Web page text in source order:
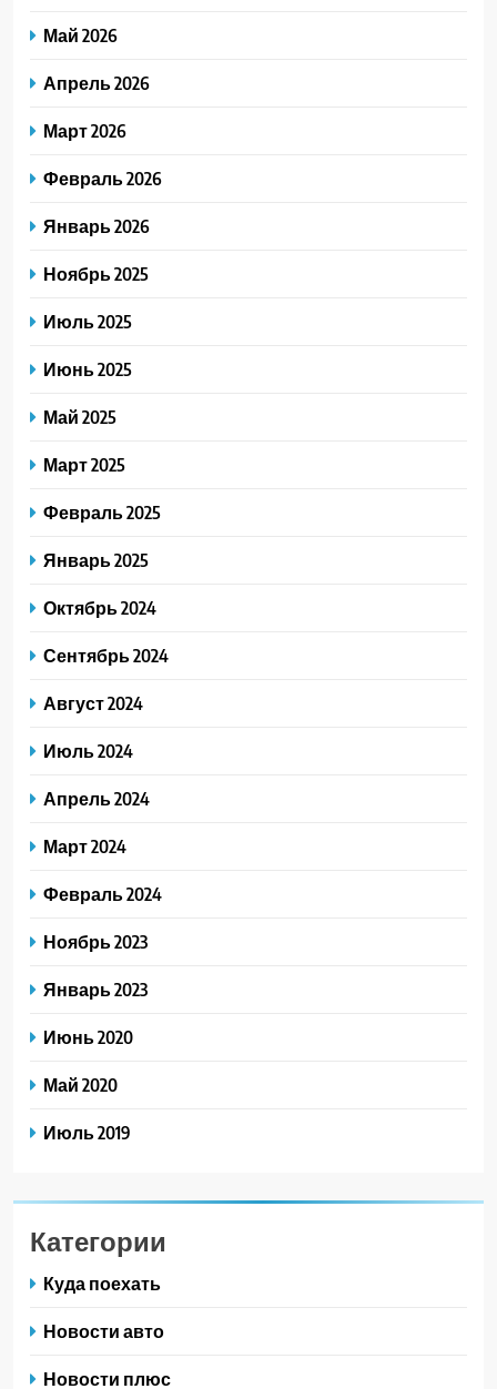
Май 2026
Апрель 2026
Март 2026
Февраль 2026
Январь 2026
Ноябрь 2025
Июль 2025
Июнь 2025
Май 2025
Март 2025
Февраль 2025
Январь 2025
Октябрь 2024
Сентябрь 2024
Август 2024
Июль 2024
Апрель 2024
Март 2024
Февраль 2024
Ноябрь 2023
Январь 2023
Июнь 2020
Май 2020
Июль 2019
Категории
Куда поехать
Новости авто
Новости плюс